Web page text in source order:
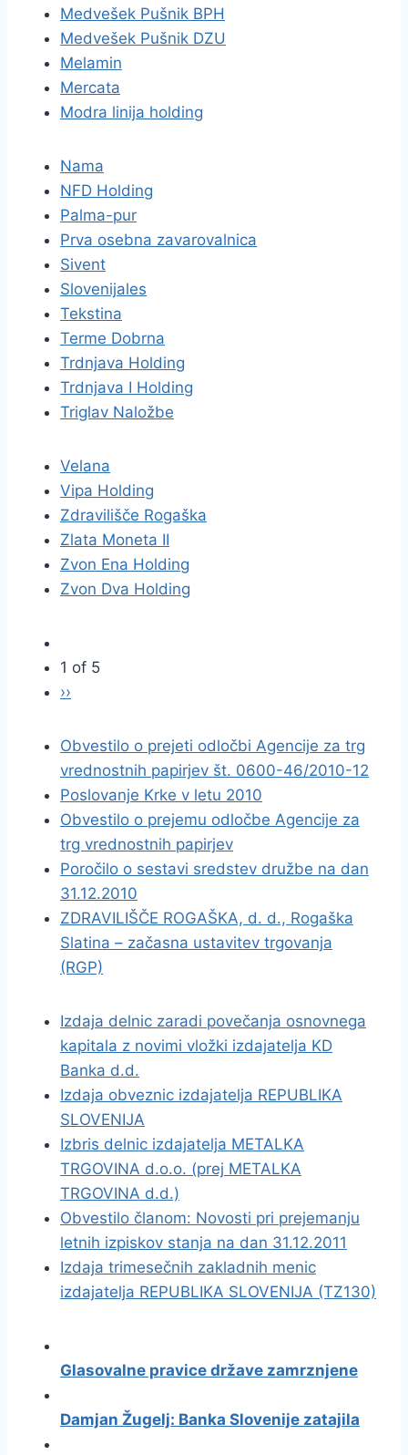
Medvešek Pušnik BPH
Medvešek Pušnik DZU
Melamin
Mercata
Modra linija holding
Nama
NFD Holding
Palma-pur
Prva osebna zavarovalnica
Sivent
Slovenijales
Tekstina
Terme Dobrna
Trdnjava Holding
Trdnjava I Holding
Triglav Naložbe
Velana
Vipa Holding
Zdravilišče Rogaška
Zlata Moneta II
Zvon Ena Holding
Zvon Dva Holding
1 of 5
››
Obvestilo o prejeti odločbi Agencije za trg
vrednostnih papirjev št. 0600-46/2010-12
Poslovanje Krke v letu 2010
Obvestilo o prejemu odločbe Agencije za
trg vrednostnih papirjev
Poročilo o sestavi sredstev družbe na dan
31.12.2010
ZDRAVILIŠČE ROGAŠKA, d. d., Rogaška
Slatina – začasna ustavitev trgovanja
(RGP)
Izdaja delnic zaradi povečanja osnovnega
kapitala z novimi vložki izdajatelja KD
Banka d.d.
Izdaja obveznic izdajatelja REPUBLIKA
SLOVENIJA
Izbris delnic izdajatelja METALKA
TRGOVINA d.o.o. (prej METALKA
TRGOVINA d.d.)
Obvestilo članom: Novosti pri prejemanju
letnih izpiskov stanja na dan 31.12.2011
Izdaja trimesečnih zakladnih menic
izdajatelja REPUBLIKA SLOVENIJA (TZ130)
Glasovalne pravice države zamrznjene
Damjan Žugelj: Banka Slovenije zatajila